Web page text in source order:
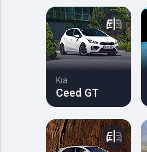
Kia
Ceed GT